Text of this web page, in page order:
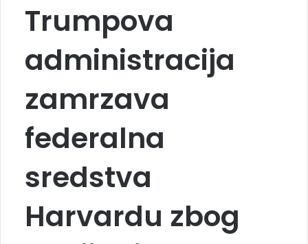
Trumpova
administracija
zamrzava
federalna
sredstva
Harvardu zbog